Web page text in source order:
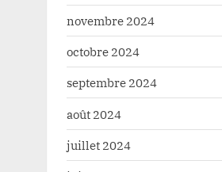
novembre 2024
octobre 2024
septembre 2024
août 2024
juillet 2024